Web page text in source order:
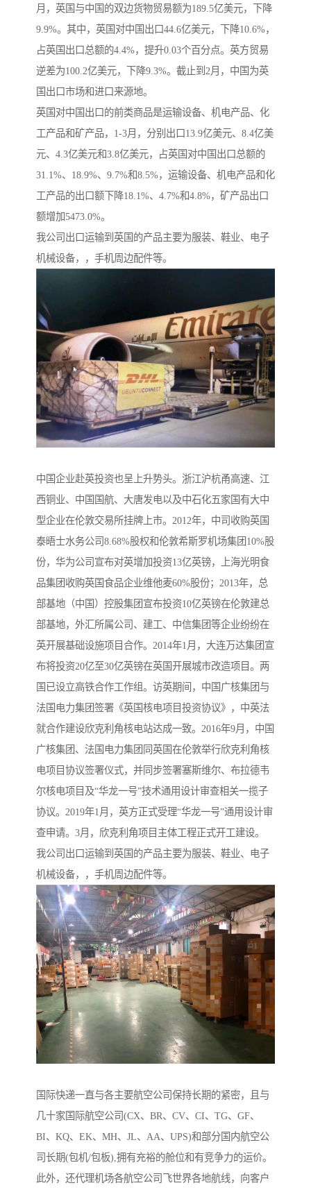
月，英国与中国的双边货物贸易额为189.5亿美元，下降
9.9%。其中，英国对中国出口44.6亿美元，下降10.6%，
占英国出口总额的4.4%，提升0.03个百分点。英方贸易
逆差为100.2亿美元，下降9.3%。截止到2月，中国为英
国出口市场和进口来源地。
英国对中国出口的前类商品是运输设备、机电产品、化
工产品和矿产品，1-3月，分别出口13.9亿美元、8.4亿美
元、4.3亿美元和3.8亿美元，占英国对中国出口总额的
31.1%、18.9%、9.7%和8.5%，运输设备、机电产品和化
工产品的出口额下降18.1%、4.7%和4.8%，矿产品出口
额增加5473.0%。
我公司出口运输到英国的产品主要为服装、鞋业、电子
机械设备，，手机周边配件等。
中国企业赴英投资也呈上升势头。浙江沪杭甬高速、江
西铜业、中国国航、大唐发电以及中石化五家国有大中
型企业在伦敦交易所挂牌上市。2012年，中司收购英国
泰晤士水务公司8.68%股权和伦敦希斯罗机场集团10%股
份，华为公司宣布对英增加投资13亿英镑，上海光明食
品集团收购英国食品企业维他麦60%股份；2013年，总
部基地（中国）控股集团宣布投资10亿英镑在伦敦建总
部基地，外汇所属公司、建工、中信集团等企业纷纷在
英开展基础设施项目合作。2014年1月，大连万达集团宣
布将投资20亿至30亿英镑在英国开展城市改造项目。两
国已设立高铁合作工作组。访英期间，中国广核集团与
法国电力集团签署《英国核电项目投资协议》，中英法
就合作建设欣克利角核电站达成一致。2016年9月，中国
广核集团、法国电力集团同英国在伦敦举行欣克利角核
电项目协议签署仪式，并同步签署塞斯维尔、布拉德韦
尔核电项目及“华龙一号”技术通用设计审查相关一揽子
协议。2019年1月，英方正式受理“华龙一号”通用设计审
查申请。3月，欣克利角项目主体工程正式开工建设。
我公司出口运输到英国的产品主要为服装、鞋业、电子
机械设备，，手机周边配件等。
国际快递一直与各主要航空公司保持长期的紧密，且与
几十家国际航空公司(CX、BR、CV、CI、TG、GF、
BI、KQ、EK、MH、JL、AA、UPS)和部分国内航空公
司长期(包机/包板),拥有充裕的舱位和有竞争力的运价。
此外，还代理机场各航空公司飞世界各地航线，向客户